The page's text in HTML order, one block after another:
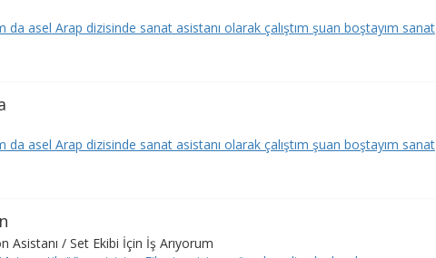
da asel Arap dizisinde sanat asistanı olarak çalıştım şuan boştayım sanat
da asel Arap dizisinde sanat asistanı olarak çalıştım şuan boştayım sanat
Asistanı / Set Ekibi İçin İş Arıyorum